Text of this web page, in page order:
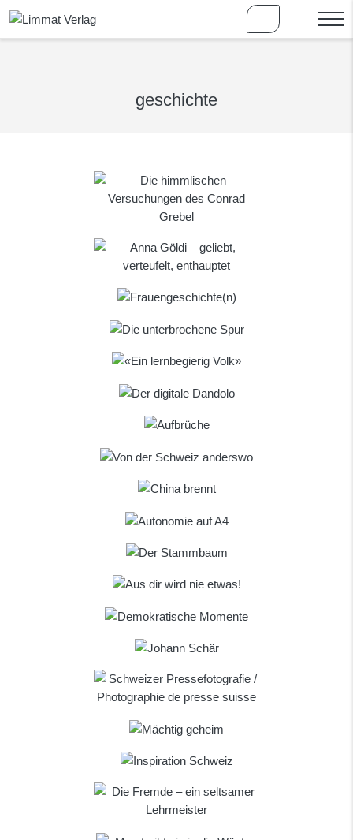
geschichte